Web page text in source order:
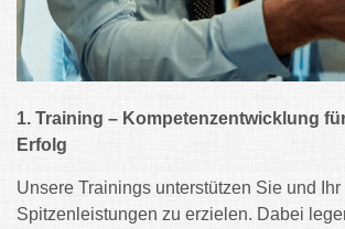
1. Training – Kompetenzentwicklung
Erfolg
Unsere Trainings unterstützen Sie und Ihr
Spitzenleistungen zu erzielen. Dabei